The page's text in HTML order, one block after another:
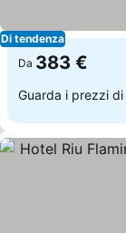
Di tendenza
Da 383 €
Guarda i prezzi di